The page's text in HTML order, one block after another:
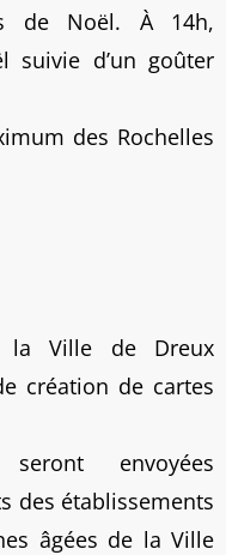
de Noël. À 14h,
suivie d’un goûter
des Rochelles
la Ville de Dreux
création de cartes
envoyées
des établissements
âgées de la Ville